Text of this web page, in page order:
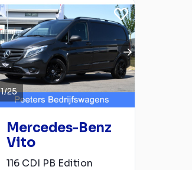
1/25
Mercedes-Benz
Vito
116 CDI PB Edition